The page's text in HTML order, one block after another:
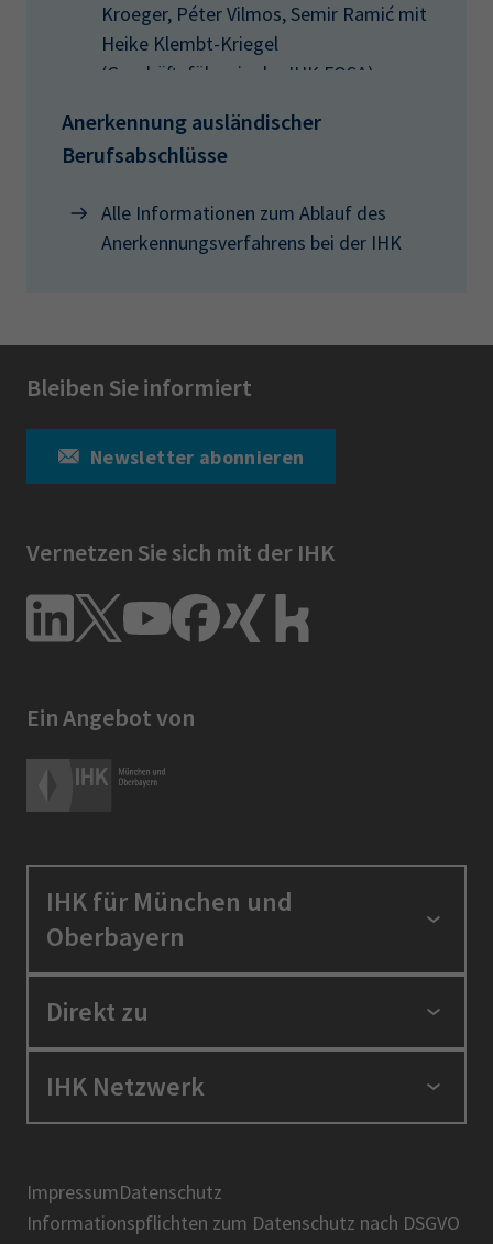
Kroeger, Péter Vilmos, Semir Ramić mit
Heike Klembt-Kriegel
(Geschäftsführerin der IHK FOSA)
Anerkennung ausländischer
Berufsabschlüsse
Alle Informationen zum Ablauf des
Anerkennungsverfahrens bei der IHK
Bleiben Sie informiert
Newsletter abonnieren
Vernetzen Sie sich mit der IHK
Ein Angebot von
IHK für München und
Oberbayern
Standortpolitik
Berufszugang
Über uns
Direkt zu
Positionen
Presse
IHK-Magazin
IHK Netzwerk
BIHK
DIHK
ImpressumDatenschutz
Informationspflichten zum Datenschutz nach DSGVO